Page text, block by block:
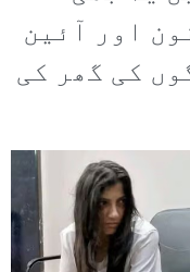
اور آئین
کی گھر کی